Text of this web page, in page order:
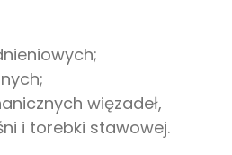
więzadeł,
i torebki stawowej.